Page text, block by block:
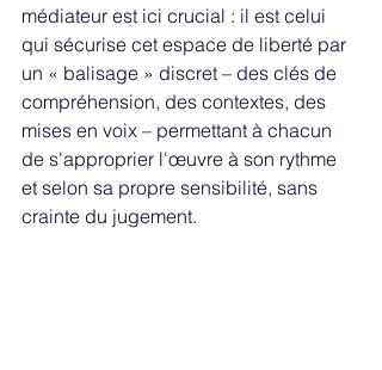
médiateur est ici crucial : il est celui
qui sécurise cet espace de liberté par
un « balisage » discret – des clés de
compréhension, des contextes, des
mises en voix – permettant à chacun
de s'approprier l'œuvre à son rythme
et selon sa propre sensibilité, sans
crainte du jugement.